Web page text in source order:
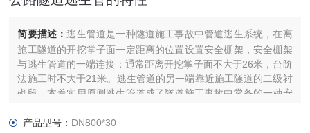
简要描述：逃生管道是一种隧道施工事故中管道逃生系统，在离
施工隧道的开挖掌子面一定距离的位置设置安全棚架，安全棚架
与逃生管道的一端连接；通常距离开挖掌子面不大于26米，台阶
法施工时不大于21米。逃生管道的另一端靠近施工隧道的二级衬
砌段。本着实用原则逃生管道成了隧道施工事故中常备的一种安
产品型号： DN800*30